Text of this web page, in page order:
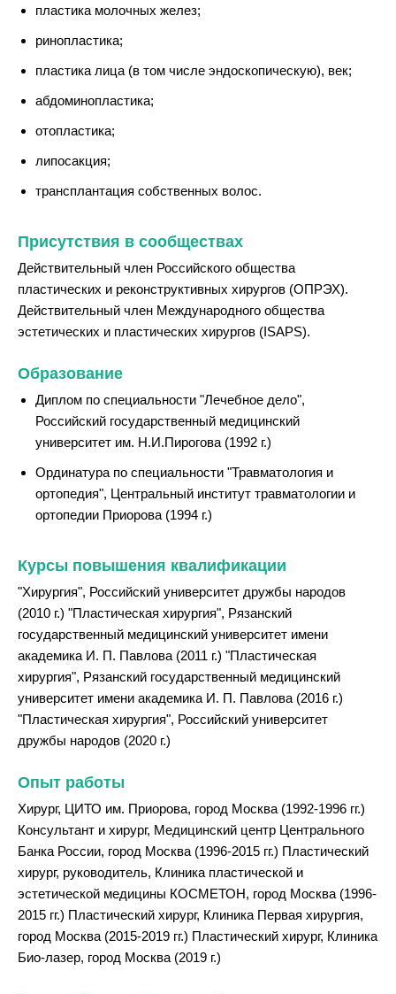
пластика молочных желез;
ринопластика;
пластика лица (в том числе эндоскопическую), век;
абдоминопластика;
отопластика;
липосакция;
трансплантация собственных волос.
Присутствия в сообществах
Действительный член Российского общества
пластических и реконструктивных хирургов (ОПРЭХ).
Действительный член Международного общества
эстетических и пластических хирургов (ISAPS).
Образование
Диплом по специальности "Лечебное дело",
Российский государственный медицинский
университет им. Н.И.Пирогова (1992 г.)
Ординатура по специальности "Травматология и
ортопедия", Центральный институт травматологии и
ортопедии Приорова (1994 г.)
Курсы повышения квалификации
"Хирургия", Российский университет дружбы народов
(2010 г.) "Пластическая хирургия", Рязанский
государственный медицинский университет имени
академика И. П. Павлова (2011 г.) "Пластическая
хирургия", Рязанский государственный медицинский
университет имени академика И. П. Павлова (2016 г.)
"Пластическая хирургия", Российский университет
дружбы народов (2020 г.)
Опыт работы
Хирург, ЦИТО им. Приорова, город Москва (1992-1996 гг.)
Консультант и хирург, Медицинский центр Центрального
Банка России, город Москва (1996-2015 гг.) Пластический
хирург, руководитель, Клиника пластической и
эстетической медицины КОСМЕТОН, город Москва (1996-
2015 гг.) Пластический хирург, Клиника Первая хирургия,
город Москва (2015-2019 гг.) Пластический хирург, Клиника
Био-лазер, город Москва (2019 г.)